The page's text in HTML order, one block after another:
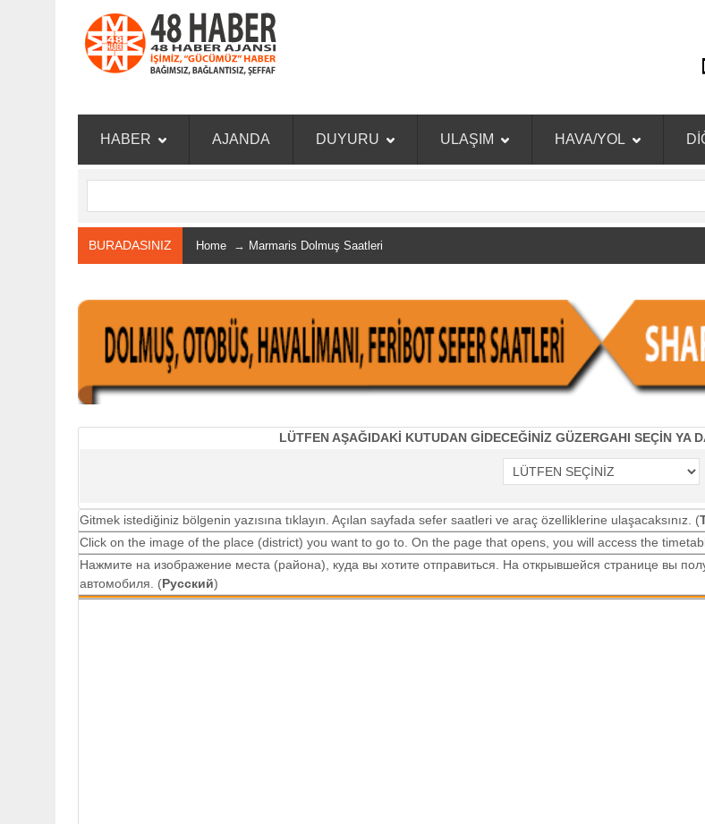
HABER AJANDA DUYURU ULAŞIM HAVA/YOL
BURADASINIZ Home → Marmaris Dolmuş Saatleri
LÜTFEN AŞAĞIDAKİ KUTUDAN GİDECEĞİNİZ GÜZERGAHI SEÇİN YA
Gitmek istediğiniz bölgenin yazısına tıklayın. Açılan sayfada sefer saatleri ve araç özelliklerine ulaşacaksınız. (
Click on the image of the place (district) you want to go to. On the page that opens, you will access the
Нажмите на изображение места (района), куда вы хотите отправиться. На открывшейся странице вы
автомобиля. (Русский)